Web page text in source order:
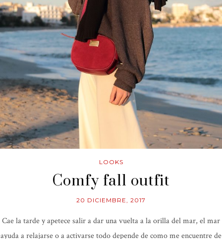
LOOKS
Comfy fall outfit
20 DICIEMBRE, 2017
Cae la tarde y apetece salir a dar una vuelta a la orilla del mar, el mar
ayuda a relajarse o a activarse todo depende de como me encuentre de